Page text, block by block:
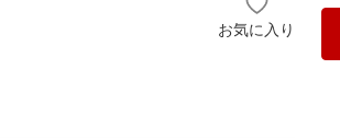
お気に入り